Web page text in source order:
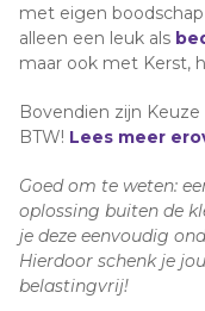
met eigen
alleen een leuk als
maar ook met Kerst,
Bovendien zijn
BTW! Lees meer
Goed om te weten:
oplossing buiten de
je deze eenvoudig
Hierdoor schenk je
belastingvrij!